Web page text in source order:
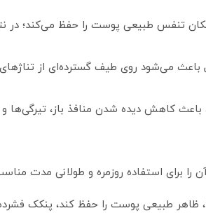
تنفس طبیعی پوست را حفظ می‌کند؛ در
می‌شود روی طیف گسترده‌ای از
باعث کاهش دیده شدن منافذ باز،
برای استفاده روزمره و طولانی‌ مدت
ظاهر طبیعی پوست را حفظ کند، پنکک فشرده